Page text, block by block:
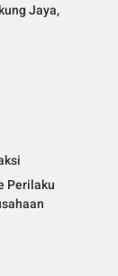
Jaya,
Perilaku